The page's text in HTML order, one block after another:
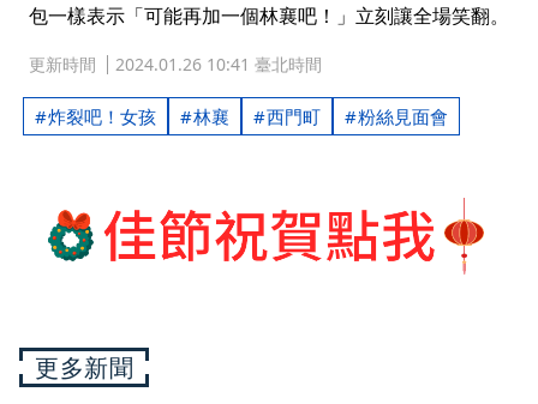
包一樣表示「可能再加一個林襄吧！」立刻讓全場笑翻。
更新時間 2024.01.26 10:41 臺北時間
炸裂吧！女孩 林襄 西門町 粉絲見面會
更多新聞